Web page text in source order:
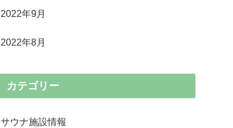
2022年9月
2022年8月
カテゴリー
サウナ施設情報